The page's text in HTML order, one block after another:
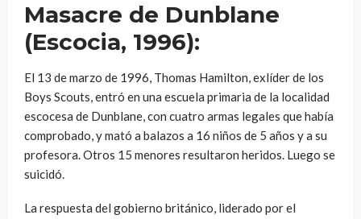
Masacre de Dunblane
(Escocia, 1996):
El 13 de marzo de 1996, Thomas Hamilton, exlíder de los
Boys Scouts, entró en una escuela primaria de la localidad
escocesa de Dunblane, con cuatro armas legales que había
comprobado, y mató a balazos a 16 niños de 5 años y a su
profesora. Otros 15 menores resultaron heridos. Luego se
suicidó.
La respuesta del gobierno británico, liderado por el